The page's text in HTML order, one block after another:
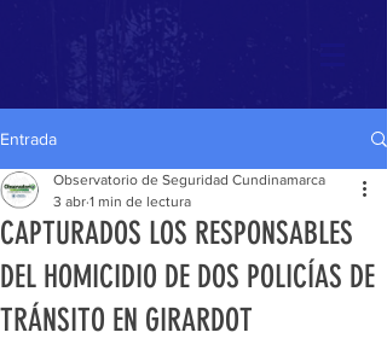
Entrada
CAPTURADOS LOS RESPONSABLES
DEL HOMICIDIO DE DOS POLICÍAS DE
TRÁNSITO EN GIRARDOT
Observatorio de Seguridad Cundinamarca
3 abr 1 min de lectura